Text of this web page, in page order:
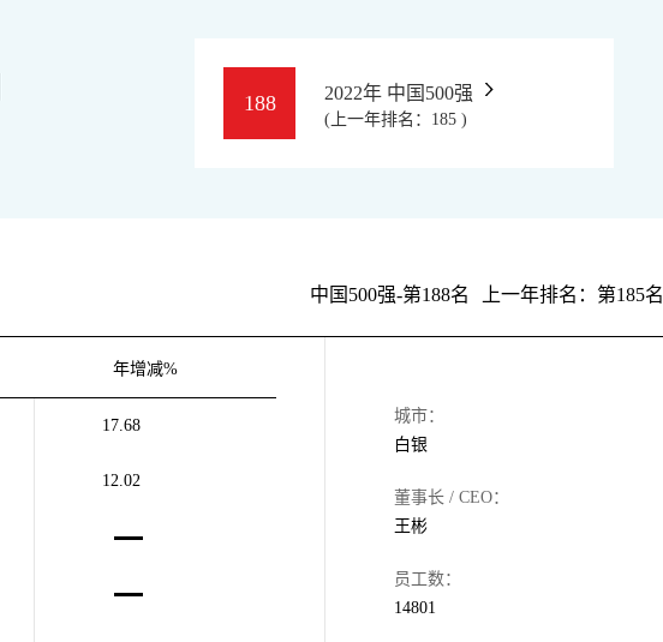
188 2022年 中国500强
(上一年排名：185 )
中国500强-第188名 上一年排名：第185名
年增减%
17.68
12.02
城市：
白银
董事长 / CEO：
王彬
员工数：
14801